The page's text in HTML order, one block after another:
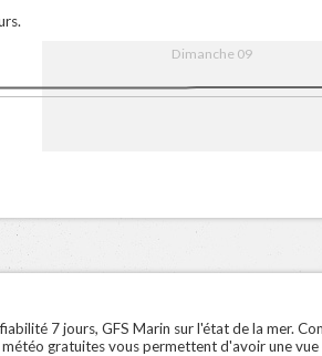
Dimanche 09
7 jours, GFS Marin sur l'état de la mer.
météo gratuites vous permettent d'avoir une